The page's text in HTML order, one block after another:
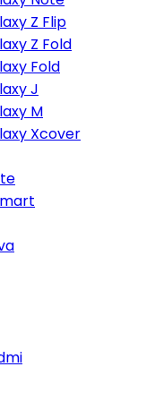
Z Flip
Z Fold
Fold
J
M
Xcover